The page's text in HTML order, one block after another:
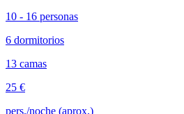
10 - 16 personas
6 dormitorios
13 camas
25 €
pers./noche (aprox.)